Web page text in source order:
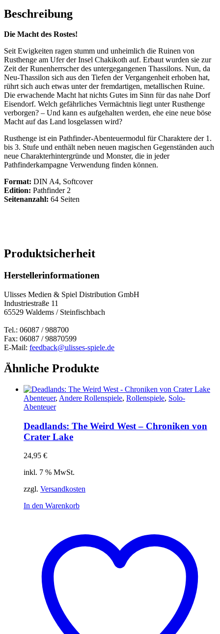
Beschreibung
Die Macht des Rostes!
Seit Ewigkeiten ragen stumm und unheimlich die Ruinen von
Rusthenge am Ufer der Insel Chakikoth auf. Erbaut wurden sie zur
Zeit der Runenherrscher des untergegangenen Thassilons. Nun, da
Neu-Thassilon sich aus den Tiefen der Vergangenheit erhoben hat,
rührt sich auch etwas unter der fremdartigen, metallischen Ruine.
Die erwachende Macht hat nichts Gutes im Sinn für das nahe Dorf
Eisendorf. Welch gefährliches Vermächtnis liegt unter Rusthenge
verborgen? – Und kann es aufgehalten werden, ehe eine neue böse
Macht auf das Land losgelassen wird?
Rusthenge ist ein Pathfinder-Abenteuermodul für Charaktere der 1.
bis 3. Stufe und enthält neben neuen magischen Gegenständen auch
neue Charakterhintergründe und Monster, die in jeder
Pathfinderkampagne Verwendung finden können.
Format: DIN A4, Softcover
Edition: Pathfinder 2
Seitenanzahl: 64 Seiten
Produktsicherheit
Herstellerinformationen
Ulisses Medien & Spiel Distribution GmbH
Industriestraße 11
65529 Waldems / Steinfischbach
Tel.: 06087 / 988700
Fax: 06087 / 98870599
E-Mail: feedback@ulisses-spiele.de
Ähnliche Produkte
Abenteuer, Andere Rollenspiele, Rollenspiele, Solo-
Abenteuer
Deadlands: The Weird West – Chroniken von
Crater Lake
24,95 €
inkl. 7 % MwSt.
zzgl. Versandkosten
In den Warenkorb